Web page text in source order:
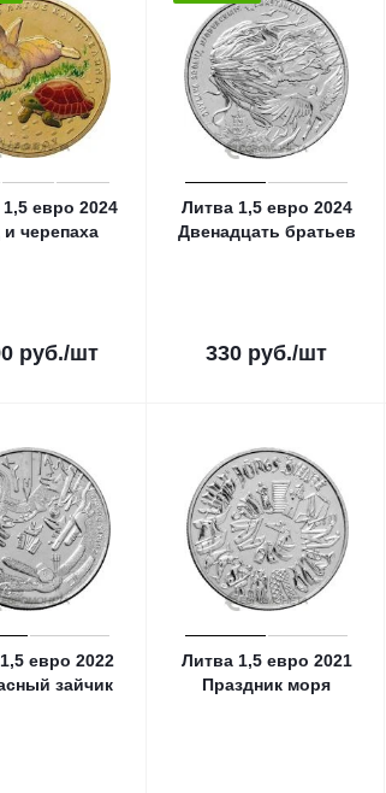
евро 2024
и черепаха
руб./шт
Литва 1,5 евро 2024
Двенадцать братьев
330 руб./шт
евро 2022
зайчик
Литва 1,5 евро 2021
Праздник моря